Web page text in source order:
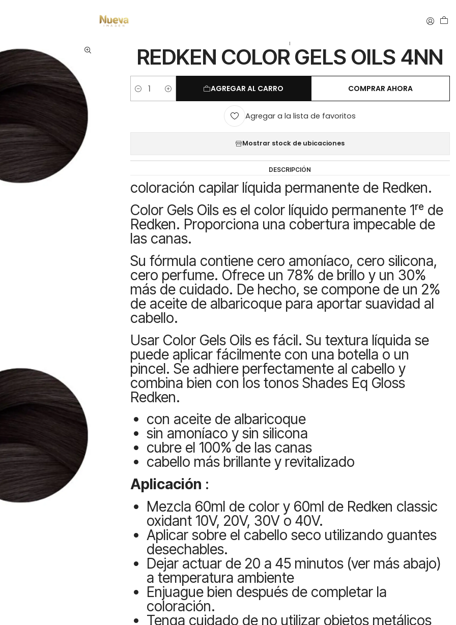
|
REDKEN COLOR GELS OILS 4NN
Cantidad AGREGAR AL CARRO COMPRAR AHORA
Agregar a la lista de favoritos
Mostrar stock de ubicaciones
DESCRIPCIÓN
coloración capilar líquida permanente de Redken.
Color Gels Oils es el color líquido permanente 1ʳᵉ de
Redken. Proporciona una cobertura impecable de
las canas.
Su fórmula contiene cero amoníaco, cero silicona,
cero perfume. Ofrece un 78% de brillo y un 30%
más de cuidado. De hecho, se compone de un 2%
de aceite de albaricoque para aportar suavidad al
cabello.
Usar Color Gels Oils es fácil. Su textura líquida se
puede aplicar fácilmente con una botella o un
pincel. Se adhiere perfectamente al cabello y
combina bien con los tonos Shades Eq Gloss
Redken.
con aceite de albaricoque
sin amoníaco y sin silicona
cubre el 100% de las canas
cabello más brillante y revitalizado
Aplicación :
Mezcla 60ml de color y 60ml de Redken classic
oxidant 10V, 20V, 30V o 40V.
Aplicar sobre el cabello seco utilizando guantes
desechables.
Dejar actuar de 20 a 45 minutos (ver más abajo)
a temperatura ambiente
Enjuague bien después de completar la
coloración.
Tenga cuidado de no utilizar objetos metálicos